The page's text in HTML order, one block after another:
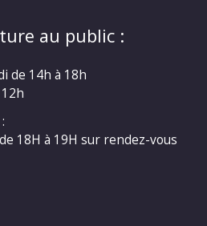
au public :
de 14h à 18h
18H à 19H sur rendez-vous